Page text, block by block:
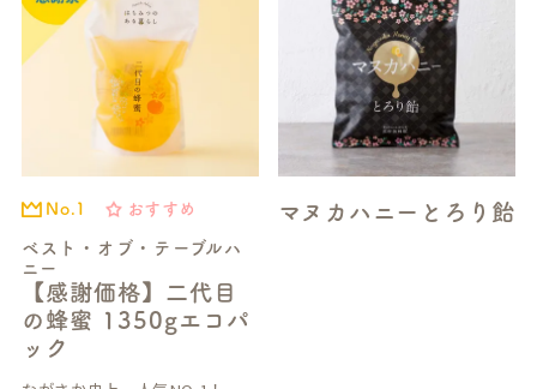
ベスト・オブ・テーブルハ
ニー
【感謝価格】二代目
の蜂蜜 1350gエコパ
ック
No.1 おすすめ マヌカハニーとろり飴